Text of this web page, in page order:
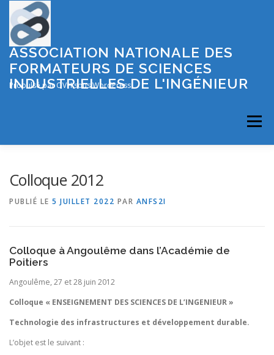
contenu
ASSOCIATION NATIONALE DES
FORMATEURS DE SCIENCES
INDUSTRIELLES DE L'INGÉNIEUR
Propulsé par OVH sous WordPress
Menu
PRÉSENTATION DE L’ASSOCIATION
RESSOURCES MATLAB-SIMULINK
Colloque 2012
PUBLIÉ LE 5 JUILLET 2022 PAR ANFS2I
Colloque à Angoulême dans l’Académie de
Poitiers
Angoulême, 27 et 28 juin 2012
Colloque « ENSEIGNEMENT DES SCIENCES DE L’INGENIEUR »
Technologie des infrastructures et développement durable.
L’objet est le suivant :